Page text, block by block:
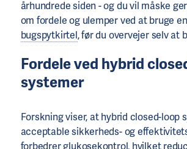
århundrede siden - og du vil måske
om fordele og ulemper ved at bruge
bugspytkirtel, før du overvejer selv at
Fordele ved hybrid
systemer
Forskning viser, at hybrid closed-loop
acceptable sikkerheds- og
forbedrer glukosekontrol, hvilket